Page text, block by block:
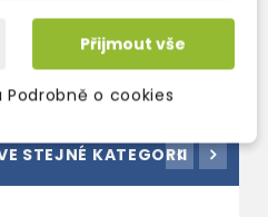
STEJNÉ KATEGORII
Přijmout vše
o cookies